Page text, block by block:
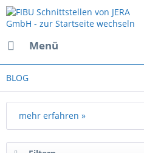
Menü
BLOG
mehr erfahren »